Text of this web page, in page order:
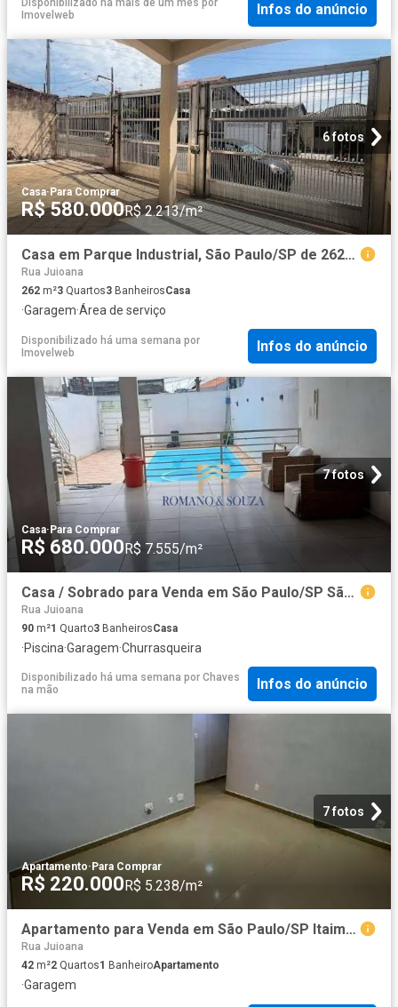
Disponibilizado há mais de um mês por
Imovelweb
Infos do anúncio
6 fotos
Casa·Para Comprar
R$ 580.000R$ 2.213/m²
Casa em Parque Industrial, São Paulo/SP de 262m² 3 quartos à venda por R$ 580.000,00
Rua Juioana
262 m²3 Quartos3 BanheirosCasa
·Garagem·Área de serviço
Disponibilizado há uma semana por
Imovelweb
Infos do anúncio
7 fotos
Casa·Para Comprar
R$ 680.000R$ 7.555/m²
Casa / Sobrado para Venda em São Paulo/SP São Miguel Paulista 1 Quartos
Rua Juioana
90 m²1 Quarto3 BanheirosCasa
·Piscina·Garagem·Churrasqueira
Disponibilizado há uma semana por Chaves
na mão
Infos do anúncio
7 fotos
Apartamento· Para Comprar
R$ 220.000 R$ 5.238/m²
Apartamento para Venda em São Paulo/SP Itaim Paulista 2 Quartos
Rua Juioana
42 m²2 Quartos1 BanheiroApartamento
·Garagem